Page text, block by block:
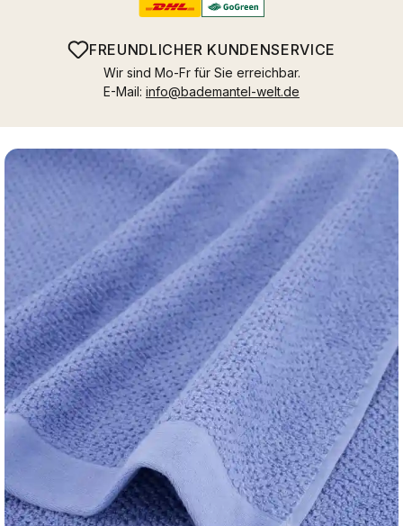
FREUNDLICHER KUNDENSERVICE
Wir sind Mo-Fr für Sie erreichbar.
E-Mail: info@bademantel-welt.de